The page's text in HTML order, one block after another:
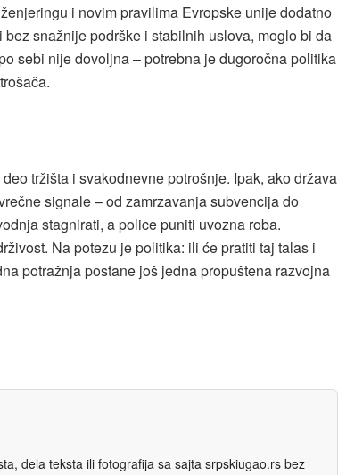
i novim pravilima Evropske unije dodatno
snažnije podrške i stabilnih uslova, moglo bi da
sebi nije dovoljna – potrebna je dugoročna politika
tržišta i svakodnevne potrošnje. Ipak, ako država
signale – od zamrzavanja subvencija do
stagnirati, a police puniti uvozna roba.
Na potezu je politika: ili će pratiti taj talas i
potražnja postane još jedna propuštena razvojna
dela teksta ili fotografija sa sajta srpskiugao.rs bez